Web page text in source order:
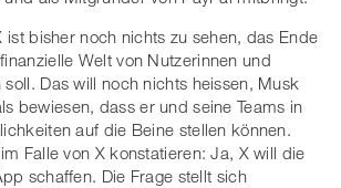
ist bisher noch nichts zu sehen, das Ende
Welt von Nutzerinnen und
Das will noch nichts heissen, Musk
bewiesen, dass er und seine Teams in
auf die Beine stellen können.
Falle von X konstatieren: Ja, X will die
schaffen. Die Frage stellt sich